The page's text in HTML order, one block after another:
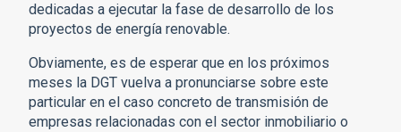
dedicadas a ejecutar la fase de desarrollo de los
proyectos de energía renovable.
Obviamente, es de esperar que en los próximos
meses la DGT vuelva a pronunciarse sobre este
particular en el caso concreto de transmisión de
empresas relacionadas con el sector inmobiliario o